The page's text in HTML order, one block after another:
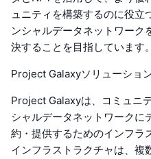
ュニティを構築するのに役立
ンシャルデータネットワーク
決することを目指しています。
Project Galaxyソリューショ
Project Galaxyは、コミュニ
シャルデータネットワークに
約・提供するためのインフラ
インフラストラクチャは、複